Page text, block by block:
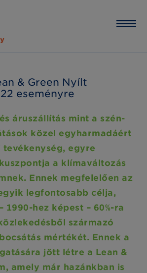
& Green Nyílt
eseményre
áruszállítás mint a szén-
közel egyharmadáért
egyre
a klímaváltozás
Ennek megfelelően az
legfontosabb célja,
1990-hez képest – 60%-ra
származó
mértékét. Ennek a
jött létre a Lean &
amely már hazánkban is